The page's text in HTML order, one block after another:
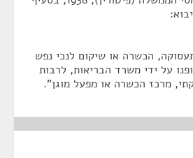
הכשרה או שיקום לנכי נפש
שנים והופנו על ידי משרד הבריאות, לרבות
מרכז הכשרה או מפעל מוגן".